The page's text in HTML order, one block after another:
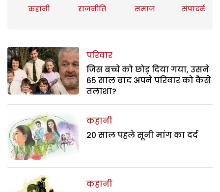
कहानी राजनीति समाज संपादकीय
परिवार
जिस बच्चे को छोड़ दिया गया, उसने
65 साल बाद अपने परिवार को कैसे
तलाशा?
कहानी
20 साल पहले सूनी मांग का दर्द
कहानी